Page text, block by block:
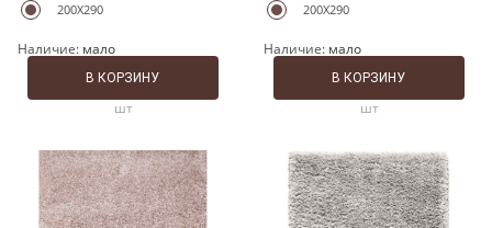
200X290
Наличие: мало
шт
В КОРЗИНУ
200X290
Наличие: мало
шт
В КОРЗИНУ